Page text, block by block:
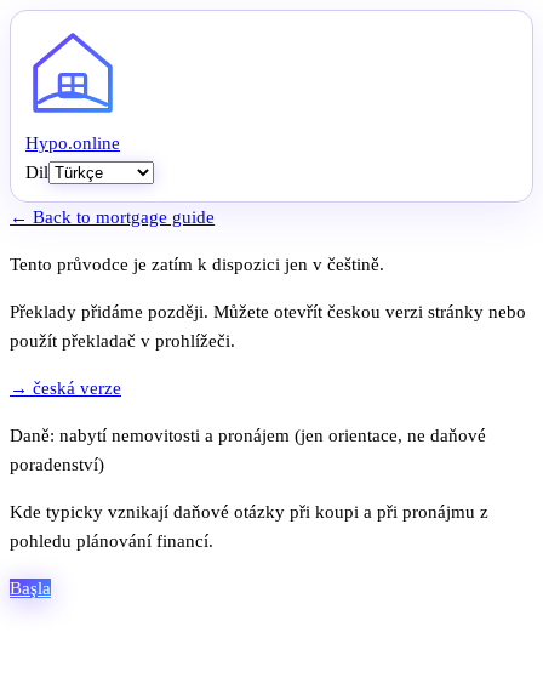
Hypo.online
Dil
← Back to mortgage guide
Tento průvodce je zatím k dispozici jen v češtině.
Překlady přidáme později. Můžete otevřít českou verzi stránky nebo
použít překladač v prohlížeči.
→ česká verze
Daně: nabytí nemovitosti a pronájem (jen orientace, ne daňové
poradenství)
Kde typicky vznikají daňové otázky při koupi a při pronájmu z
pohledu plánování financí.
Başla